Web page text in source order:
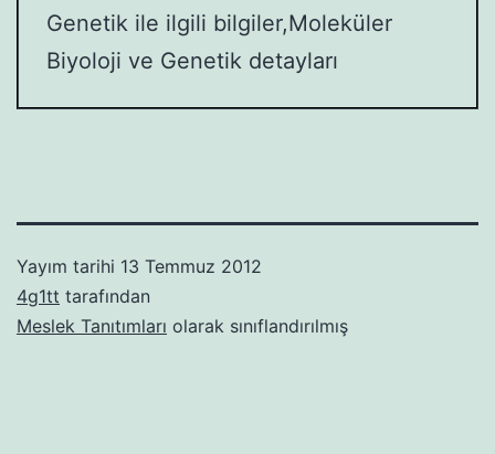
Genetik ile ilgili bilgiler,Moleküler
Biyoloji ve Genetik detayları
Yayım tarihi 13 Temmuz 2012
4g1tt tarafından
Meslek Tanıtımları olarak sınıflandırılmış